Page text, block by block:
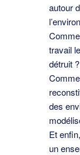
autour
travail
détruit ?
des
Et
un